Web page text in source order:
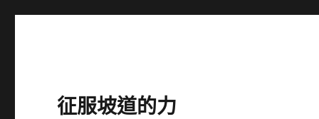
征服坡道的力